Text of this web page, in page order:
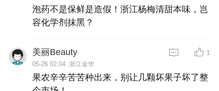
泡药不是保鲜是造假！浙江杨梅清甜本味，岂
容化学剂抹黑？
美丽Beauty
05-26 02:04 浙江金华
1
果农辛辛苦苦种出来，别让几颗坏果子坏了整